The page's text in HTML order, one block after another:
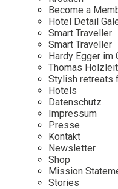
Become a
Hotel Detail
Smart Traveller
Smart Traveller
Hardy Egger im
Thomas
Stylish retreats
Hotels
Datenschutz
Impressum
Presse
Kontakt
Newsletter
Shop
Mission
Stories